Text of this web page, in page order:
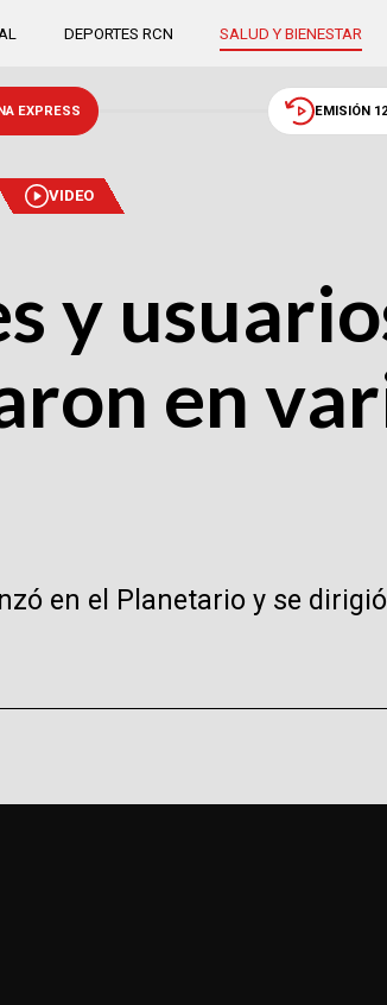
DEPORTES RCN SALUD Y BIENESTAR
EXPRESS EMISIÓN
VIDEO
y
en
en el Planetario y se